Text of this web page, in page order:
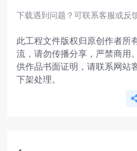
下载遇到问题？可联系客服或反
此工程文件版权归原创作者所
流，请勿传播分享，严禁商用
供作品书面证明，请联系网站
下架处理。